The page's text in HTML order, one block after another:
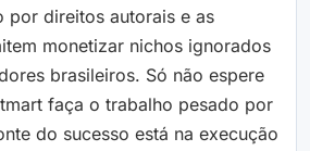
por direitos autorais e as
monetizar nichos ignorados
brasileiros. Só não espere
faça o trabalho pesado por
do sucesso está na execução